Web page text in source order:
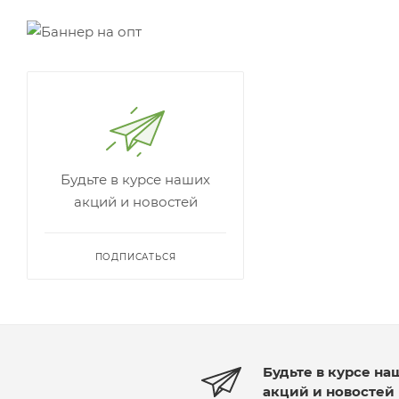
Будьте в курсе наших
акций и новостей
ПОДПИСАТЬСЯ
Будьте в курсе
акций и новостей